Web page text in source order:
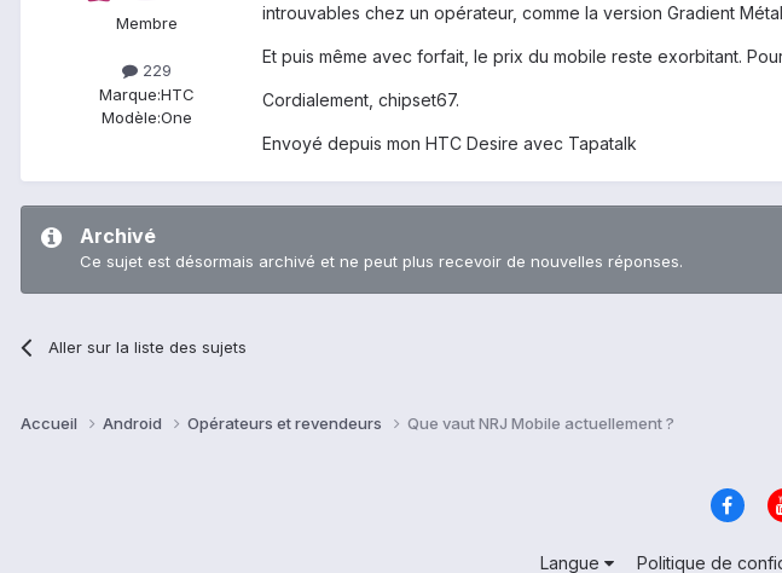
Membre
229
Marque:HTC
Modèle:One
introuvables chez un opérateur, comme la version Gradient
Et puis même avec forfait, le prix du mobile reste exorbitant.
Cordialement, chipset67.
Envoyé depuis mon HTC Desire avec Tapatalk
Archivé
Ce sujet est désormais archivé et ne peut plus recevoir de nouvelles réponses.
Aller sur la liste des sujets
Accueil Android Opérateurs et revendeurs Que vaut NRJ Mobile actuellement ?
Langue Politique de